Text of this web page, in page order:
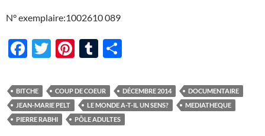
N° exemplaire:1002610 089
F
e
b
o
T
itt
er
Pi
er
es
t
T
m
bl
r
ta
g
er
BITCHE COUP DE COEUR DÉCEMBRE 2014
DOCUMENTAIRE
JEAN-MARIE PELT
LE MONDE A-T-IL UN SENS?
MEDIATHEQUE
PIERRE RABHI
PÔLE ADULTES